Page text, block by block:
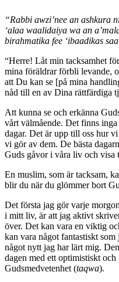
“Rabbi awzi’nee an ashkura
‘alaa waalidaiya wa an
birahmatika fee ‘ibaadikas
“Herre! Låt min tacksamhet
mina föräldrar förbli levande,
att Du kan se [på mina
nåd till en av Dina rättfärdiga
Att kunna se och erkänna
vårt välmående. Det finns
dagar. Det är upp till oss hur
vi gör av dem. De bästa
Guds gåvor i våra liv och visa
En muslim, som är tacksam,
blir du när du glömmer bort
Det första jag gör varje
i mitt liv, är att jag aktivt
över. Det kan vara en viktig
kan vara något fantastiskt
något nytt jag har lärt mig.
dagen med ett optimistiskt
Gudsmedvetenhet (taqwa).